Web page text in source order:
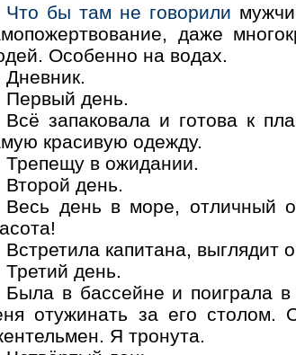
Что бы там не говорили
даже
Особенно на водах.
Дневник.
Первый день.
Всё запаковала и готова к
красивую одежду.
Трепещу в ожидании.
Второй день.
Весь день в море, отличный
Встретила капитана, выглядит
Третий день.
Была в бассейне и поиграла
отужинать за его столом.
Я тронута.